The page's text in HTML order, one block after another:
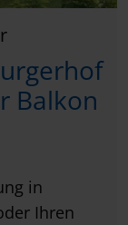
Balkon
in
Ihren